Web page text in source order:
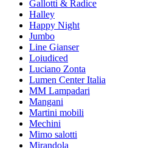
Gallotti & Radice
Halley
Happy Night
Jumbo
Line Gianser
Loiudiced
Luciano Zonta
Lumen Center Italia
MM Lampadari
Mangani
Martini mobili
Mechini
Mimo salotti
Mirandola